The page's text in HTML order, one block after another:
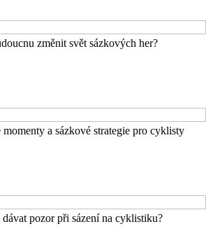
změnit svět sázkových her?
a sázkové strategie pro cyklisty
pozor při sázení na cyklistiku?